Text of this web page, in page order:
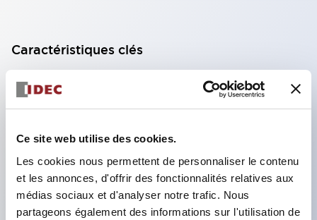
Ce site web utilise des cookies.
Les cookies nous permettent de personnaliser le contenu
et les annonces, d'offrir des fonctionnalités relatives aux
médias sociaux et d'analyser notre trafic. Nous
partageons également des informations sur l'utilisation de
Caractéristiques clés
Bloc de contact à 2 étages avec 2 contacts,
permettant une configuration à 4 contacts
contact à 11 étages), 59,9 mm (*bloc de contact à
22 étages). Conception peu encombrante
possible.